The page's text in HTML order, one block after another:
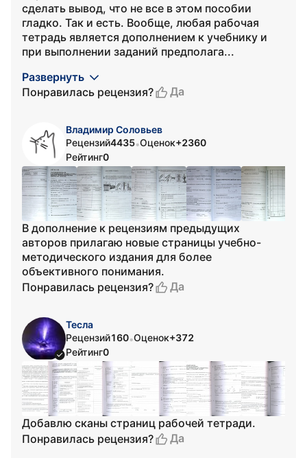
сделать вывод, что не все в этом пособии
гладко. Так и есть. Вообще, любая рабочая
тетрадь является дополнением к учебнику и
при выполнении заданий предполага...
Развернуть
Понравилась рецензия?
Да
Владимир Соловьев
Рецензий4435•Оценок+2360
Рейтинг0
В дополнение к рецензиям предыдущих
авторов прилагаю новые страницы учебно-
методического издания для более
объективного понимания.
Понравилась рецензия?
Да
Тесла
Рецензий160•Оценок+372
Рейтинг0
Добавлю сканы страниц рабочей тетради.
Понравилась рецензия?
Да